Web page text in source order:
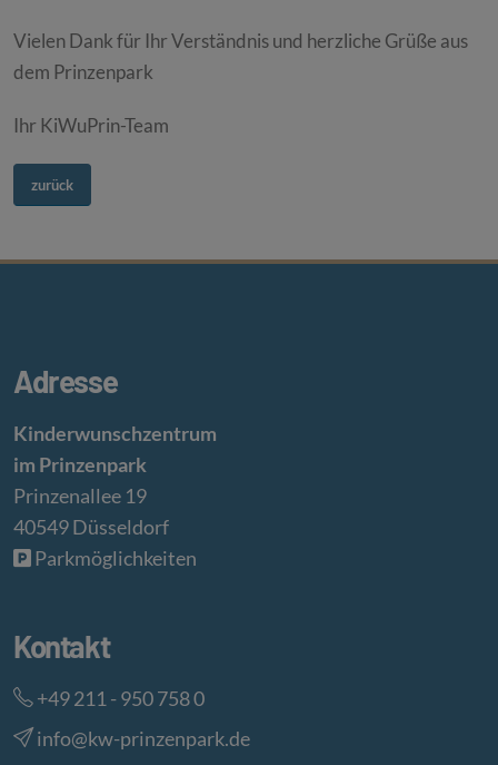
Vielen Dank für Ihr Verständnis und herzliche Grüße aus
dem Prinzenpark
Ihr KiWuPrin-Team
zurück
Adresse
Kinderwunschzentrum
im Prinzenpark
Prinzenallee 19
40549 Düsseldorf
Parkmöglichkeiten
Kontakt
+49 211 - 950 758 0
info@kw-prinzenpark.de